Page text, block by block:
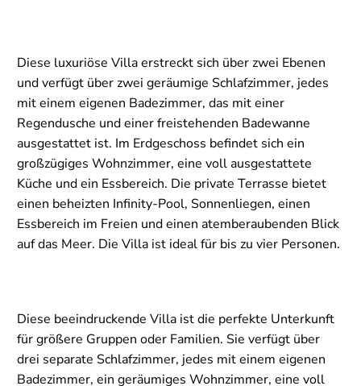
Diese luxuriöse Villa erstreckt sich über zwei Ebenen
und verfügt über zwei geräumige Schlafzimmer, jedes
mit einem eigenen Badezimmer, das mit einer
Regendusche und einer freistehenden Badewanne
ausgestattet ist. Im Erdgeschoss befindet sich ein
großzügiges Wohnzimmer, eine voll ausgestattete
Küche und ein Essbereich. Die private Terrasse bietet
einen beheizten Infinity-Pool, Sonnenliegen, einen
Essbereich im Freien und einen atemberaubenden Blick
auf das Meer. Die Villa ist ideal für bis zu vier Personen.
Diese beeindruckende Villa ist die perfekte Unterkunft
für größere Gruppen oder Familien. Sie verfügt über
drei separate Schlafzimmer, jedes mit einem eigenen
Badezimmer, ein geräumiges Wohnzimmer, eine voll